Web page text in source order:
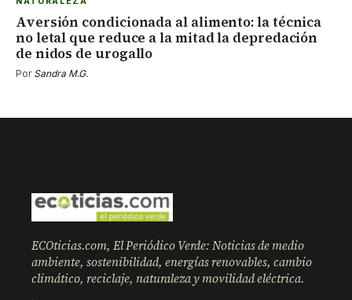
Aversión condicionada al alimento: la técnica
no letal que reduce a la mitad la depredación
de nidos de urogallo
Por Sandra M.G.
ECOticias.com, El Periódico Verde: Noticias de medio
ambiente, sostenibilidad, energías renovables, cambio
climático, reciclaje, naturaleza y movilidad eléctrica.